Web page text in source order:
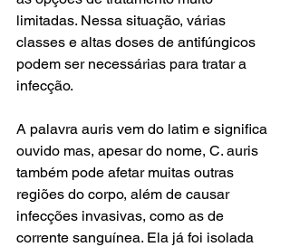
limitadas. Nessa situação, várias
classes e altas doses de antifúngicos
podem ser necessárias para tratar a
infecção.
A palavra auris vem do latim e significa
ouvido mas, apesar do nome, C. auris
também pode afetar muitas outras
regiões do corpo, além de causar
infecções invasivas, como as de
corrente sanguínea. Ela já foi isolada